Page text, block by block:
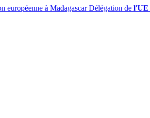
européenne à MadagascarDélégation de l'UE